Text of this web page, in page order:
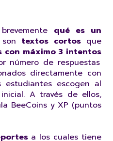
qué es un
textos cortosque
con máximo 3 intentos
número de respuestas
directamente con
estudiantes escogen al
A través de ellos,
BeeCoins y XP (puntos
a los cuales tiene